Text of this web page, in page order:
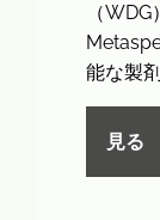
（
能な製
見る